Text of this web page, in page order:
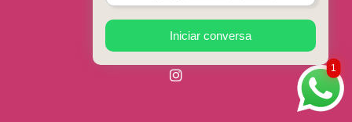
1
Iniciar conversa